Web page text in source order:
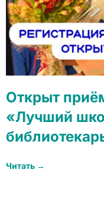
Открыт
«Лучший
Читать →